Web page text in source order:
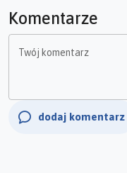
Komentarze
Twój komentarz
dodaj komentarz